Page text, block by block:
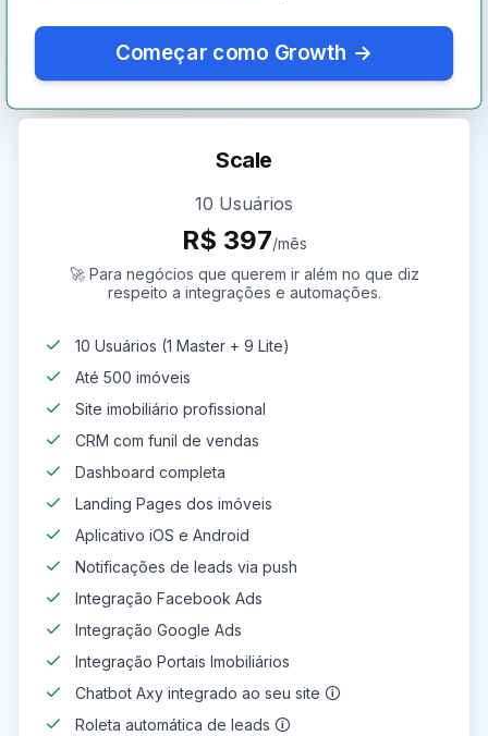
Começar como Growth →
Scale
10 Usuários
R$ 397/mês
🚀 Para negócios que querem ir além no que diz
respeito a integrações e automações.
10 Usuários (1 Master + 9 Lite)
Até 500 imóveis
Site imobiliário profissional
CRM com funil de vendas
Dashboard completa
Landing Pages dos imóveis
Aplicativo iOS e Android
Notificações de leads via push
Integração Facebook Ads
Integração Google Ads
Integração Portais Imobiliários
Chatbot Axy integrado ao seu site 🛈
Roleta automática de leads 🛈